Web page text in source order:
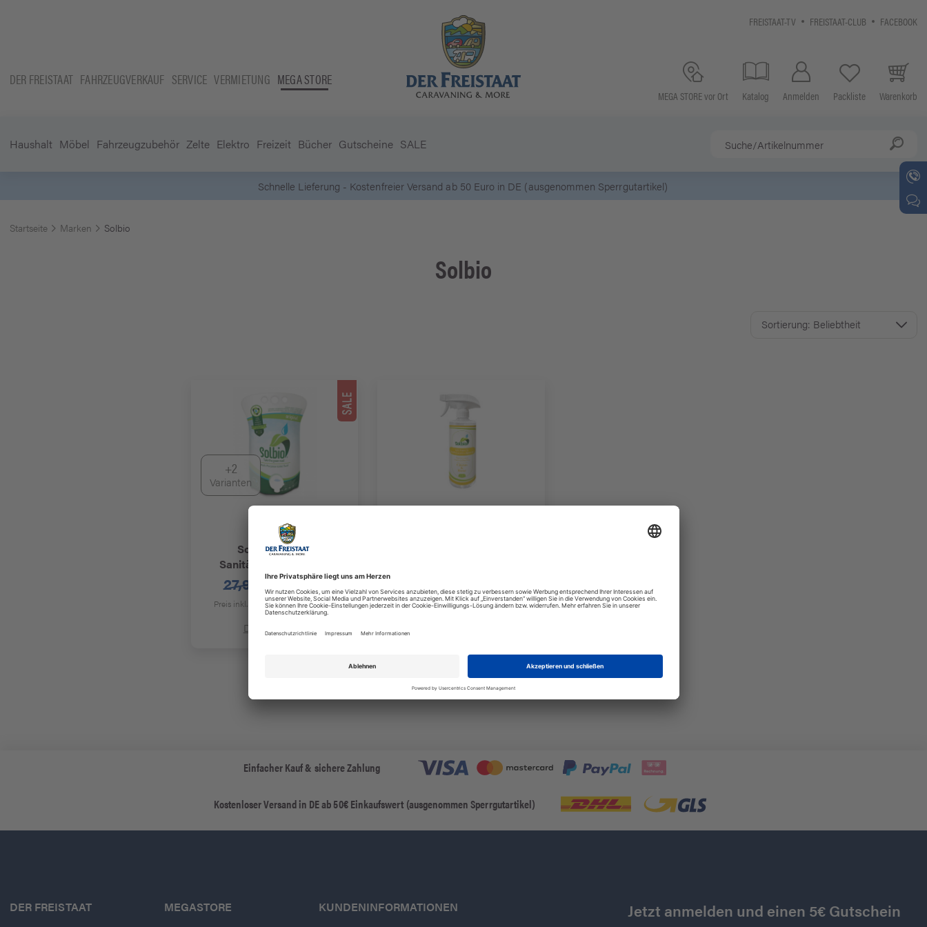
FREISTAAT-TV FREISTAAT-CLUB FACEBOOK
DER FREISTAAT FAHRZEUGVERKAUF SERVICE VERMIETUNG MEGA STORE
MEGA STORE vor Ort Katalog Anmelden Packliste Warenkorb
Haushalt Möbel Fahrzeugzubehör Zelte Elektro Freizeit Bücher Gutscheine SALE
Schnelle Lieferung - Kostenfreier Versand ab 50 Euro in DE (ausgenommen Sperrgutartikel)
Startseite Marken Solbio
Solbio
+2
Varianten
SolbioOriginal
Sanitärflüssigkeit 1,6 l
27,95 € 21,95 €
Preis inkl. 19% MwSt.zzgl. Versand
Details zeigen
Preis inkl. 19% MwSt.zzgl. Versand
Einfacher Kauf & sichere Zahlung
Kostenloser Versand in DE ab 50€ Einkaufswert (ausgenommen Sperrgutartikel)
DER FREISTAAT MEGASTORE KUNDENINFORMATIONEN
Jetzt anmelden und einen 5€ Gutschein